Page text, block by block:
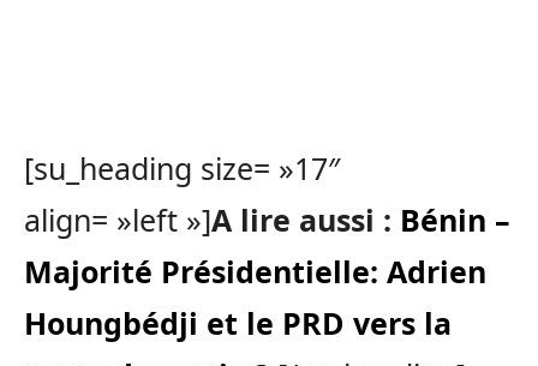
[su_heading size= »17″
align= »left »]A lire aussi : Bénin –
Majorité Présidentielle: Adrien
Houngbédji et le PRD vers la